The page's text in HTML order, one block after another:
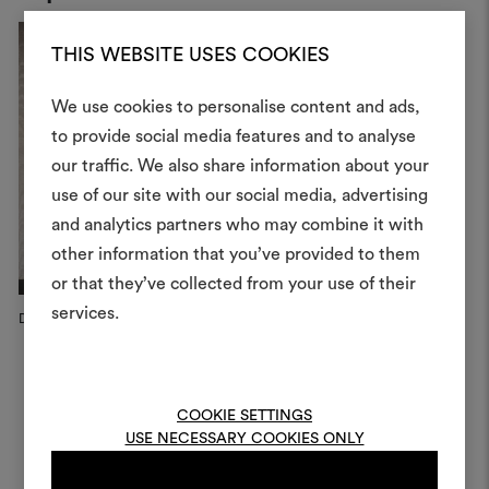
THIS WEBSITE USES COOKIES
We use cookies to personalise content and ads,
to provide social media features and to analyse
our traffic. We also share information about your
use of our site with our social media, advertising
and analytics partners who may combine it with
other information that you’ve provided to them
or that they’ve collected from your use of their
services.
COOKIE SETTINGS
USE NECESSARY COOKIES ONLY
Dedar Campaign, 2023
Ein
erstellen
Ein interaktives Tool, mit
Ideen zum Leben
anderen teilen können,